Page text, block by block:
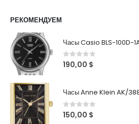
РЕКОМЕНДУЕМ
Часы Casio BLS-100D-
0out of 5
190,00 $
Часы Anne Klein AK/
0out of 5
150,00 $